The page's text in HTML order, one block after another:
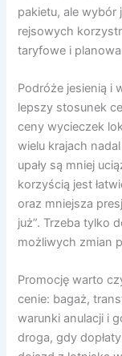
pakietu, ale
rejsowych
taryfowe i
Podróże jesienią i
lepszy stosunek
ceny wycieczek
wielu krajach
upały są mniej
korzyścią jest
oraz mniejsza
już”. Trzeba tylko
możliwych zmian
Promocję warto
cenie: bagaż,
warunki anulacji i
droga, gdy